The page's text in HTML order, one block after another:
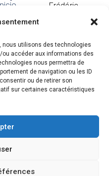
nous utilisons des technologies
accéder aux informations des
nous permettra de
de navigation ou les ID
ou de retirer son
sur certaines caractéristiques
Frédéric
Brignoles
FRANCE
Tel: +33 4 94
72 83 00
de
legal, gestión
datos
reservados
English